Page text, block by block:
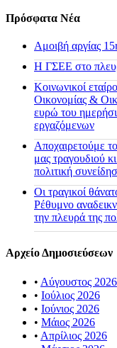
Πρόσφατα Νέα
Αμοιβή αργίας
H ΓΣΕΕ στο
Κοινωνικοί
Οικονομίας &
ευρώ του
εργαζόμενων
Αποχαιρετούμε
μας τραγουδιού
πολιτική
Οι τραγικοί
Ρέθυμνο
την πλευρά της
Αρχείο Δημοσιεύσεων
• Αύγουστος 2026
• Ιούλιος 2026
• Ιούνιος 2026
• Μάιος 2026
• Απρίλιος 2026